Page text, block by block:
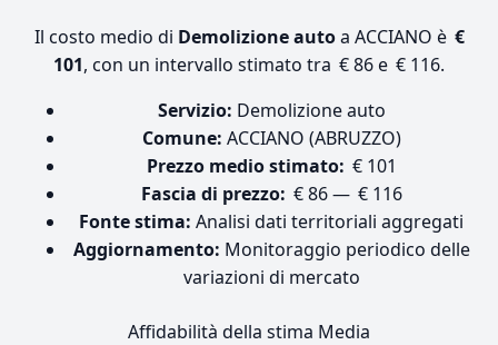
Il costo medio di Demolizione autoa ACCIANO è €
101, con un intervallo stimato tra € 86 e € 116.
Servizio: Demolizione auto
Comune: ACCIANO (ABRUZZO)
Prezzo medio stimato: € 101
Fascia di prezzo: € 86 — € 116
Fonte stima: Analisi dati territoriali aggregati
Aggiornamento: Monitoraggio periodico delle
variazioni di mercato
Affidabilità della stima Media